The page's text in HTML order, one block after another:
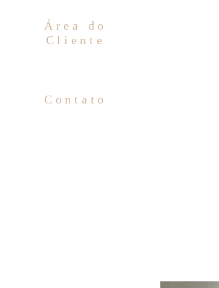
Área do
Cliente
Contato